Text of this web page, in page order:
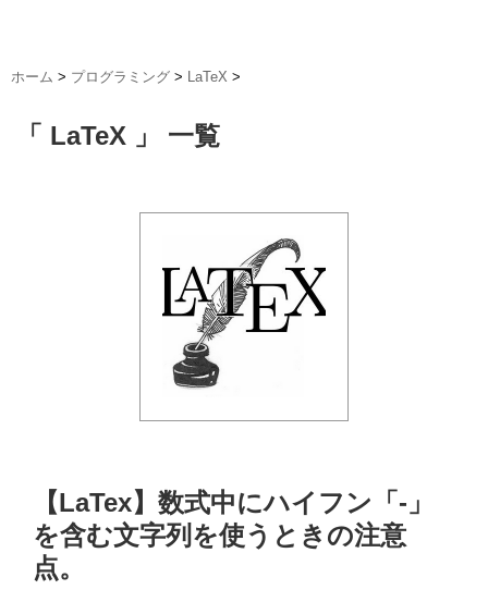
ホーム > プログラミング > LaTeX >
「 LaTeX 」 一覧
【LaTex】数式中にハイフン「-」
を含む文字列を使うときの注意
点。